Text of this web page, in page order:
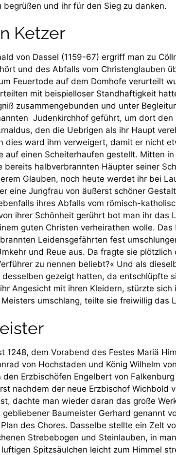
und ihr für den Sieg zu danken.
Ketzer
von Dassel (1159-67) ergriff man zu
und des Abfalls vom Christenglauben
Feuertode auf dem Domhofe verurteilt
mit beispielloser Standhaftigkeit
zusammengebunden und unter
Judenkirchhof geführt, um dort
den die Uebrigen als ihr Haupt
dies ward ihm verweigert, damit er nicht
auf einen Scheiterhaufen gestellt. Mitten
bereits halbverbrannten Häupter seiner
Glauben, noch heute werdet ihr bei
eine Jungfrau von äußerst schöner
ihres Abfalls vom römisch-
ihrer Schönheit gerührt bot man ihr das
guten Christen verheirathen wolle.
Leidensgefährten fest
und Reue aus. Da fragte sie
zu nennen beliebt?« Und als
gezeigt hatten, da entschlüpfte
Angesicht mit ihren Kleidern, stürzte
umschlang, teilte sie freiwillig das
1248, dem Vorabend des Festes Mariä
von Hochstaden und König Wilhelm
Erzbischöfen Engelbert von
nachdem der neue Erzbischof Wichbold
dachte man wieder daran das große
Baumeister Gerhard genannt
des Chores. Dasselbe stellte ein Zelt
Strebebogen und Steinlauben, in
Spitzsäulchen leicht zum Himmel